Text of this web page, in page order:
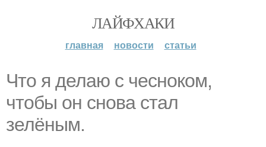
ЛАЙФХАКИ
главная новости статьи
Что я делаю с чесноком,
чтобы он снова стал
зелёным.